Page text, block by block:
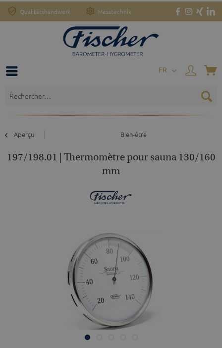
Qualitätshandwerk Messtechnik
FR
Aperçu Bien-être
197/198.01 | Thermomètre pour sauna 130/160
mm